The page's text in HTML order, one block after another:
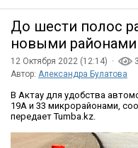
До шести полос
новыми районами
12 Октября 2022 (12:14) ·
Автор: Александра Булатова
В Актау для удобства
19А и 33 микрорайонами,
передает Tumba.kz.